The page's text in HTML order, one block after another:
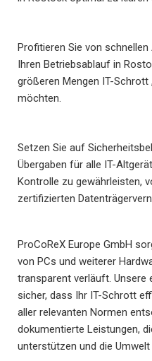
Profitieren Sie von
Ihren Betriebsablauf in
größeren Mengen IT-
möchten.
Setzen Sie auf
Übergaben für alle IT-
Kontrolle zu gewährleisten,
zertifizierten
ProCoReX Europe GmbH
von PCs und weiterer
transparent verläuft. Unsere
sicher, dass Ihr IT-Schrott
aller relevanten Normen
dokumentierte Leistungen,
unterstützen und die